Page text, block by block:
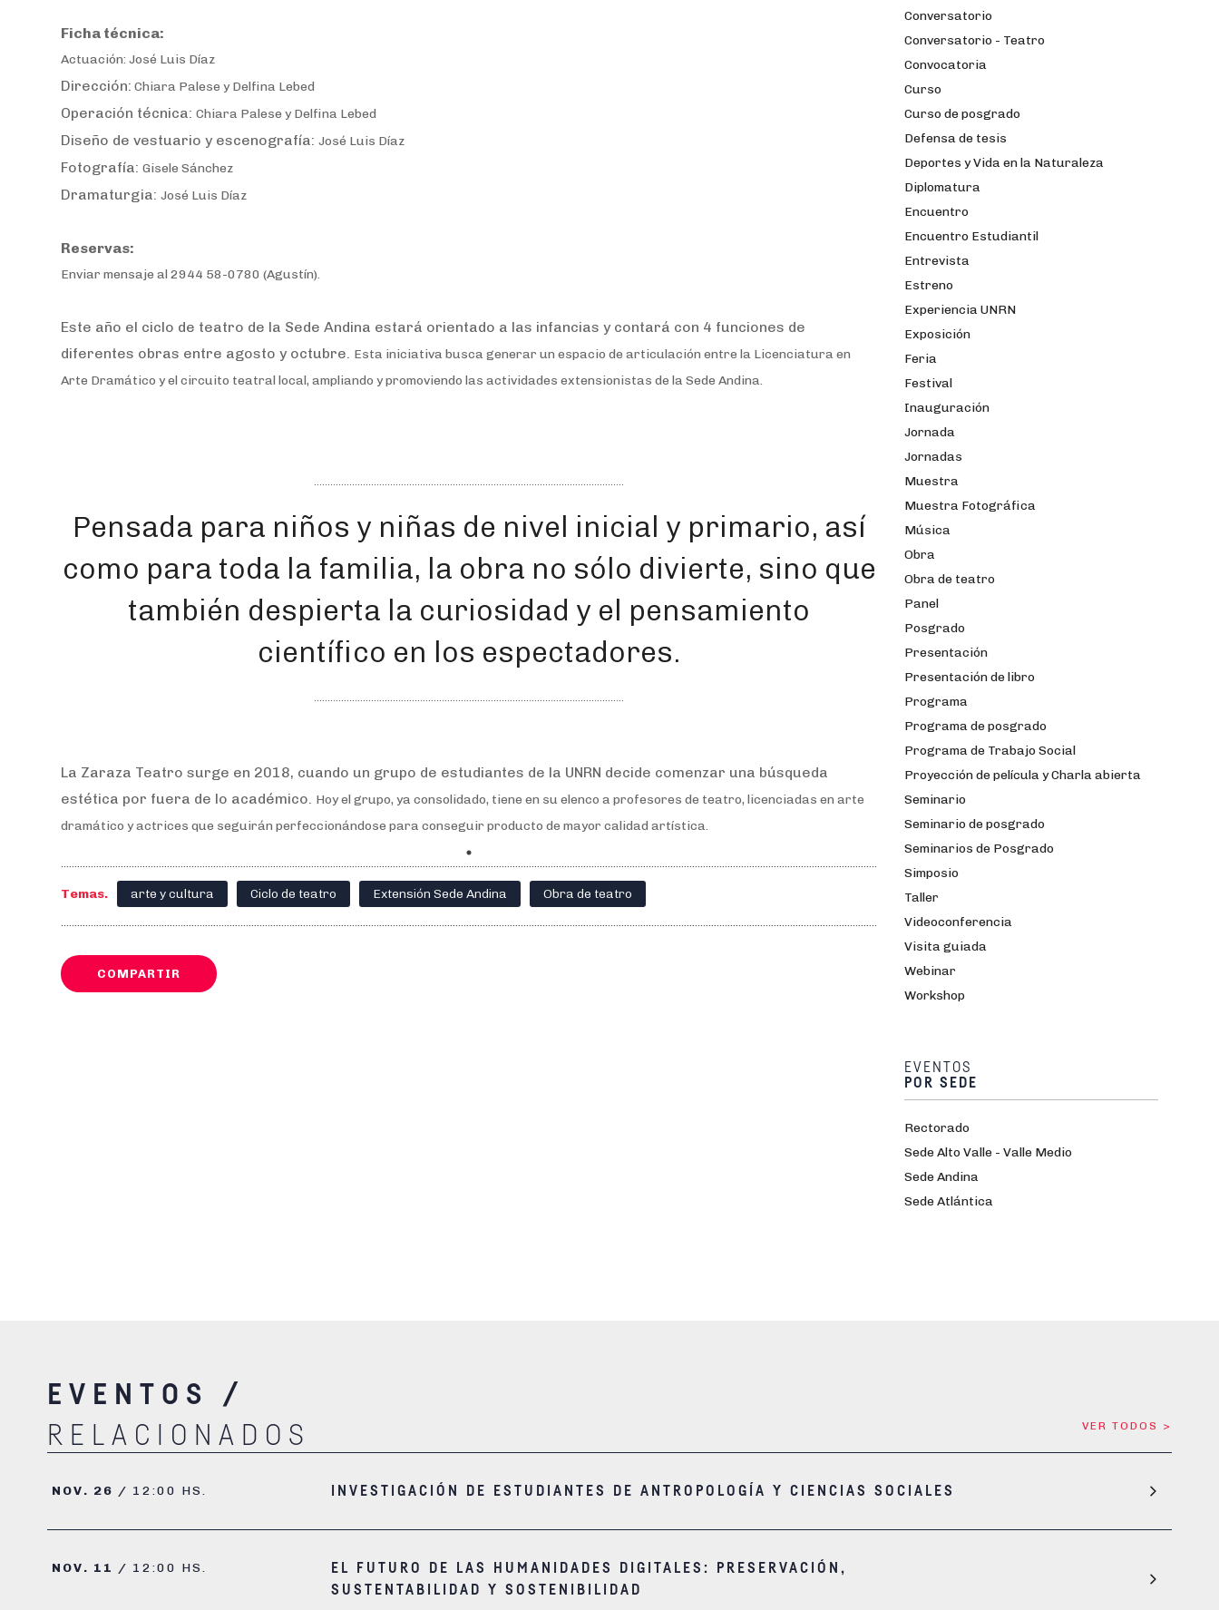
Ficha técnica:
Actuación: José Luis Díaz
Dirección: Chiara Palese y Delfina Lebed
Operación técnica: Chiara Palese y Delfina Lebed
Diseño de vestuario y escenografía: José Luis Díaz
Fotografía: Gisele Sánchez
Dramaturgia: José Luis Díaz
Reservas:
Enviar mensaje al 2944 58-0780 (Agustín).
Este año el ciclo de teatro de la Sede Andina estará orientado a las infancias y contará con 4 funciones de
diferentes obras entre agosto y octubre. Esta iniciativa busca generar un espacio de articulación entre la Licenciatura en
Arte Dramático y el circuito teatral local, ampliando y promoviendo las actividades extensionistas de la Sede Andina.
Pensada para niños y niñas de nivel inicial y primario, así
como para toda la familia, la obra no sólo divierte, sino que
también despierta la curiosidad y el pensamiento
científico en los espectadores.
La Zaraza Teatro surge en 2018, cuando un grupo de estudiantes de la UNRN decide comenzar una búsqueda
estética por fuera de lo académico. Hoy el grupo, ya consolidado, tiene en su elenco a profesores de teatro, licenciadas en arte
dramático y actrices que seguirán perfeccionándose para conseguir producto de mayor calidad artística.
Temas. arte y cultura Ciclo de teatro Extensión Sede Andina Obra de teatro
COMPARTIR
Conversatorio
Conversatorio - Teatro
Convocatoria
Curso
Curso de posgrado
Defensa de tesis
Deportes y Vida en la Naturaleza
Diplomatura
Encuentro
Encuentro Estudiantil
Entrevista
Estreno
Experiencia UNRN
Exposición
Feria
Festival
Inauguración
Jornada
Jornadas
Muestra
Muestra Fotográfica
Música
Obra
Obra de teatro
Panel
Posgrado
Presentación
Presentación de libro
Programa
Programa de posgrado
Programa de Trabajo Social
Proyección de película y Charla abierta
Seminario
Seminario de posgrado
Seminarios de Posgrado
Simposio
Taller
Videoconferencia
Visita guiada
Webinar
Workshop
EVENTOS
POR SEDE
Rectorado
Sede Alto Valle - Valle Medio
Sede Andina
Sede Atlántica
EVENTOS /
RELACIONADOS
VER TODOS >
NOV. 26 / 12:00 HS. INVESTIGACIÓN DE ESTUDIANTES DE ANTROPOLOGÍA Y CIENCIAS SOCIALES
NOV. 11 / 12:00 HS.
EL FUTURO DE LAS HUMANIDADES DIGITALES: PRESERVACIÓN,
SUSTENTABILIDAD Y SOSTENIBILIDAD